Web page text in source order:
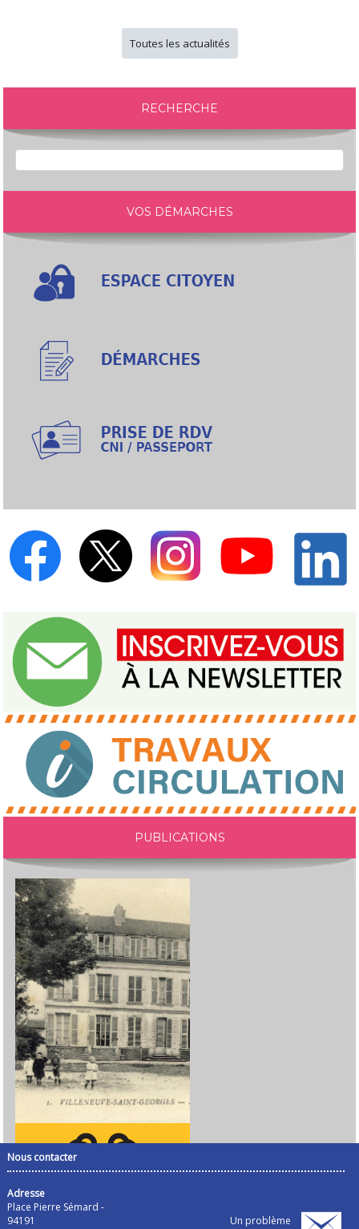
Toutes les actualités
RECHERCHE
VOS DÉMARCHES
PUBLICATIONS
Nous contacter
Adresse
Place Pierre Sémard -
94191
Un problème